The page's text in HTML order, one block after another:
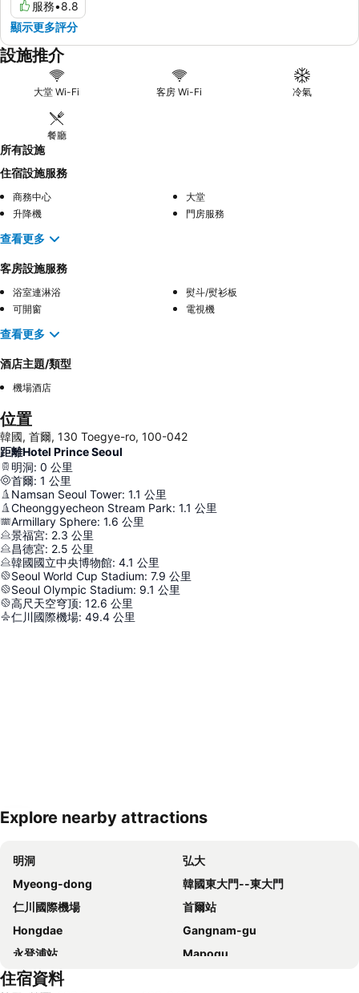
服務•8.8
顯示更多評分
設施推介
大堂 Wi-Fi 客房 Wi-Fi 冷氣
餐廳
所有設施
住宿設施服務
商務中心
大堂
升降機
門房服務
查看更多
客房設施服務
浴室連淋浴
熨斗/熨衫板
可開窗
電視機
查看更多
酒店主題/類型
機場酒店
位置
韓國, 首爾, 130 Toegye-ro, 100-042
距離Hotel Prince Seoul
明洞: 0 公里
首爾: 1 公里
Namsan Seoul Tower: 1.1 公里
Cheonggyecheon Stream Park: 1.1 公里
Armillary Sphere: 1.6 公里
景福宮: 2.3 公里
昌德宮: 2.5 公里
韓國國立中央博物館: 4.1 公里
Seoul World Cup Stadium: 7.9 公里
Seoul Olympic Stadium: 9.1 公里
高尺天空穹顶: 12.6 公里
仁川國際機場: 49.4 公里
展開地圖
Explore nearby attractions
明洞
弘大
Myeong-dong
韓國東大門--東大門
仁川國際機場
首爾站
Hongdae
Gangnam-gu
永登浦站
Mapogu
弘益大學
住宿資料